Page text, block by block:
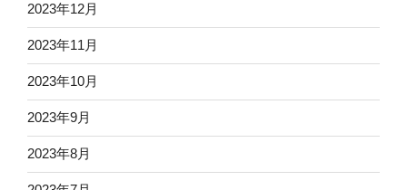
2023年12月
2023年11月
2023年10月
2023年9月
2023年8月